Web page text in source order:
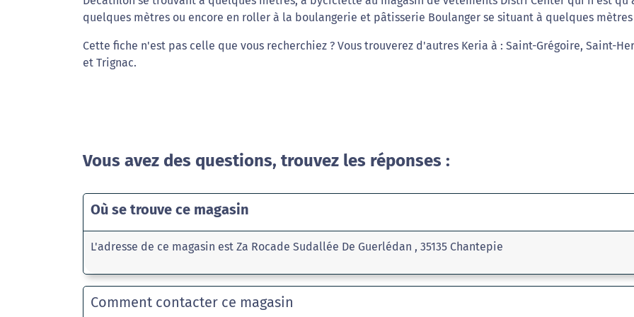
quelques mètres ou encore en roller à la boulangerie et pâtisserie Boulanger se situant à quelques mètres
Cette fiche n'est pas celle que vous recherchiez ? Vous trouverez d'autres Keria à : Saint-Grégoire, Saint-
et Trignac.
Vous avez des questions, trouvez les réponses :
Où se trouve ce magasin
L'adresse de ce magasin est Za Rocade Sudallée De Guerlédan , 35135 Chantepie
Comment contacter ce magasin